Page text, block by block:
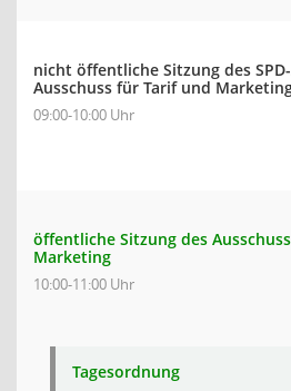
nicht öffentliche Sitzung des
Ausschuss für Tarif und
09:00-10:00 Uhr
öffentliche Sitzung des
Marketing
10:00-11:00 Uhr
Tagesordnung